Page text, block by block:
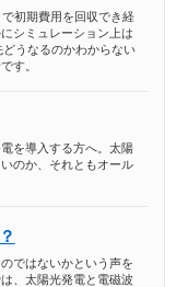
初期費用を回収でき経
シミュレーション上は
うなるのかわからない
す。
を導入する方へ。太陽
のか、それともオール
ではないかという声を
、太陽光発電と電磁波